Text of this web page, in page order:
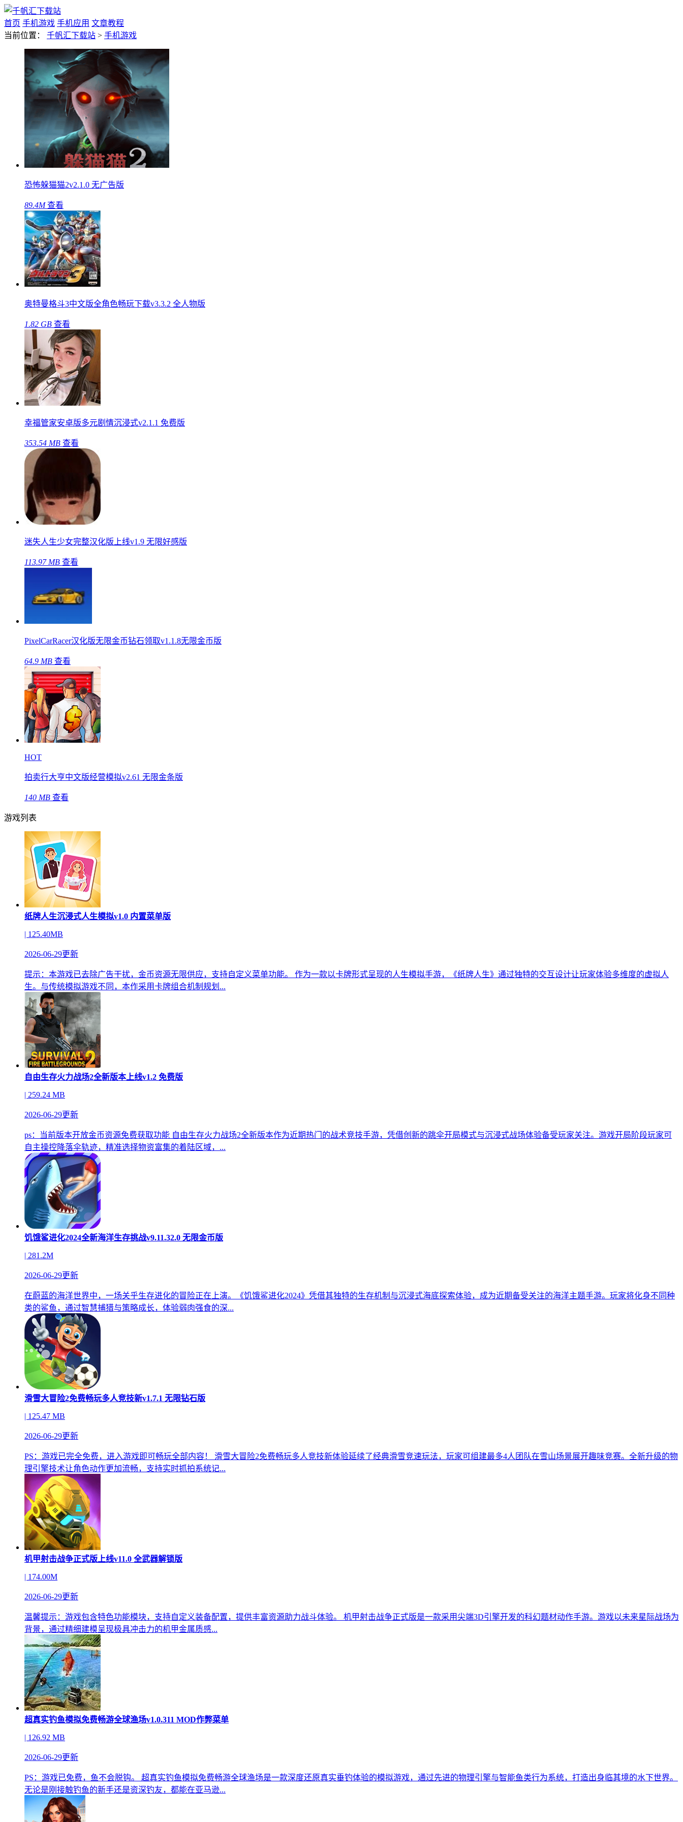
首页 手机游戏 手机应用 文章教程
当前位置： 千帆汇下载站 > 手机游戏
恐怖躲猫猫2v2.1.0 无广告版
89.4M 查看
奥特曼格斗3中文版全角色畅玩下载v3.3.2 全人物版
1.82 GB 查看
幸福管家安卓版多元剧情沉浸式v2.1.1 免费版
353.54 MB 查看
迷失人生少女完整汉化版上线v1.9 无限好感版
113.97 MB 查看
PixelCarRacer汉化版无限金币钻石领取v1.1.8无限金币版
64.9 MB 查看
HOT
拍卖行大亨中文版经营模拟v2.61 无限金条版
140 MB 查看
游戏列表
纸牌人生沉浸式人生模拟v1.0 内置菜单版
| 125.40MB
2026-06-29更新
提示：本游戏已去除广告干扰，金币资源无限供应，支持自定义菜单功能。 作为一款以卡牌形式呈现的人生模拟手游，《纸牌人生》通过独特的交互设计让玩家体验多维度的虚拟人
生。与传统模拟游戏不同，本作采用卡牌组合机制规划...
自由生存火力战场2全新版本上线v1.2 免费版
| 259.24 MB
2026-06-29更新
ps：当前版本开放金币资源免费获取功能 自由生存火力战场2全新版本作为近期热门的战术竞技手游，凭借创新的跳伞开局模式与沉浸式战场体验备受玩家关注。游戏开局阶段玩家可
自主操控降落伞轨迹，精准选择物资富集的着陆区域，...
饥饿鲨进化2024全新海洋生存挑战v9.11.32.0 无限金币版
| 281.2M
2026-06-29更新
在蔚蓝的海洋世界中，一场关乎生存进化的冒险正在上演。《饥饿鲨进化2024》凭借其独特的生存机制与沉浸式海底探索体验，成为近期备受关注的海洋主题手游。玩家将化身不同种
类的鲨鱼，通过智慧捕猎与策略成长，体验弱肉强食的深...
滑雪大冒险2免费畅玩多人竞技新v1.7.1 无限钻石版
| 125.47 MB
2026-06-29更新
PS：游戏已完全免费，进入游戏即可畅玩全部内容！ 滑雪大冒险2免费畅玩多人竞技新体验延续了经典滑雪竞速玩法，玩家可组建最多4人团队在雪山场景展开趣味竞赛。全新升级的物
理引擎技术让角色动作更加流畅，支持实时抓拍系统记...
机甲射击战争正式版上线v11.0 全武器解锁版
| 174.00M
2026-06-29更新
温馨提示：游戏包含特色功能模块，支持自定义装备配置，提供丰富资源助力战斗体验。 机甲射击战争正式版是一款采用尖端3D引擎开发的科幻题材动作手游。游戏以未来星际战场为
背景，通过精细建模呈现极具冲击力的机甲金属质感...
超真实钓鱼模拟免费畅游全球渔场v1.0.311 MOD作弊菜单
| 126.92 MB
2026-06-29更新
PS：游戏已免费，鱼不会脱钩。 超真实钓鱼模拟免费畅游全球渔场是一款深度还原真实垂钓体验的模拟游戏，通过先进的物理引擎与智能鱼类行为系统，打造出身临其境的水下世界。
无论是刚接触钓鱼的新手还是资深钓友，都能在亚马逊...